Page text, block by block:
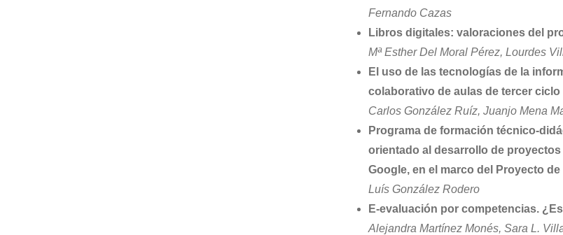
Fernando Cazas
Libros digitales: valoraciones del
Mª Esther Del Moral Pérez, Lourdes
El uso de las tecnologías de la
colaborativo de aulas de tercer
Carlos González Ruíz, Juanjo Mena
Programa de formación técnico-
orientado al desarrollo de
Google, en el marco del Proyecto
Luís González Rodero
E-evaluación por competencias.
Alejandra Martínez Monés, Sara L.